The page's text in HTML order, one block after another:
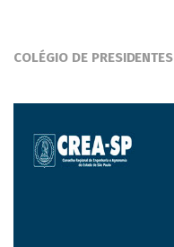
COLÉGIO DE PRESIDENTES